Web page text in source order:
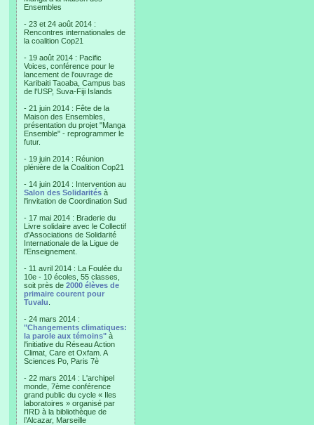
Ensembles
- 23 et 24 août 2014 :
Rencontres internationales de
la coalition Cop21
- 19 août 2014 : Pacific
Voices, conférence pour le
lancement de l'ouvrage de
Karibaiti Taoaba, Campus bas
de l'USP, Suva-Fiji Islands
- 21 juin 2014 : Fête de la
Maison des Ensembles,
présentation du projet "Manga
Ensemble" - reprogrammer le
futur.
- 19 juin 2014 : Réunion
plénière de la Coalition Cop21
- 14 juin 2014 : Intervention au
Salon des Solidarités à
l'invitation de Coordination Sud
- 17 mai 2014 : Braderie du
Livre solidaire avec le Collectif
d'Associations de Solidarité
Internationale de la Ligue de
l'Enseignement.
- 11 avril 2014 : La Foulée du
10e - 10 écoles, 55 classes,
soit près de 2000 élèves de
primaire courent pour
Tuvalu
- 24 mars 2014 :
"Changements climatiques:
la parole aux témoins" à
l'initiative du Réseau Action
Climat, Care et Oxfam. A
Sciences Po, Paris 7è
- 22 mars 2014 : L'archipel
monde, 7ème conférence
grand public du cycle « Iles
laboratoires » organisé par
l'IRD à la bibliothèque de
l’Alcazar, Marseille